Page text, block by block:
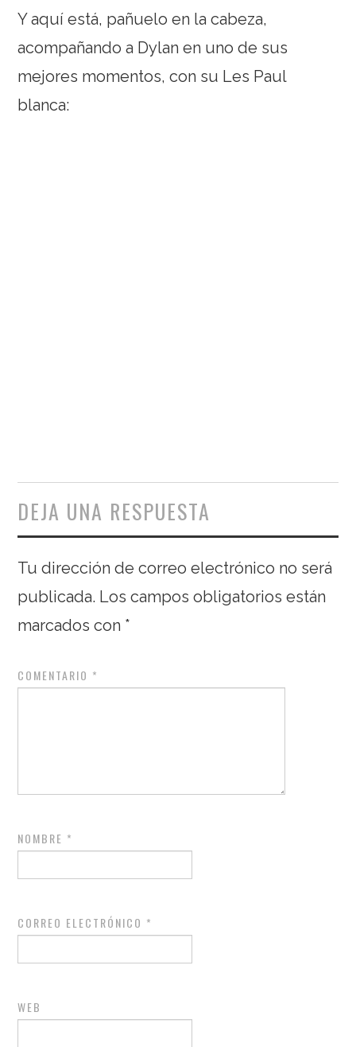
Y aquí está, pañuelo en la cabeza,
acompañando a Dylan en uno de sus
mejores momentos, con su Les Paul
blanca:
DEJA UNA RESPUESTA
Tu dirección de correo electrónico no será
publicada. Los campos obligatorios están
marcados con *
COMENTARIO *
NOMBRE *
CORREO ELECTRÓNICO *
WEB